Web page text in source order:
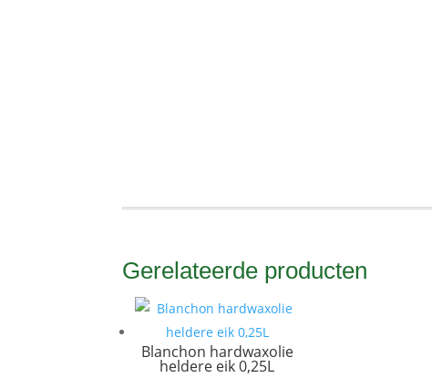
Gerelateerde producten
Blanchon hardwaxolie
heldere eik 0,25L